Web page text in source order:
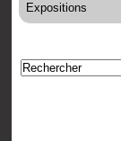
Expositions